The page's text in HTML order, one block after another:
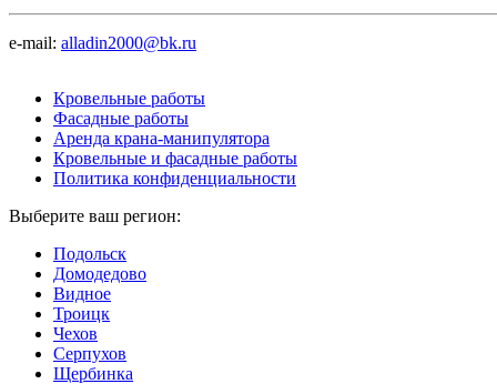
e-mail: alladin2000@bk.ru
Кровельные работы
Фасадные работы
Аренда крана-манипулятора
Кровельные и фасадные работы
Политика конфиденциальности
Выберите ваш регион:
Подольск
Домодедово
Видное
Троицк
Чехов
Серпухов
Щербинка